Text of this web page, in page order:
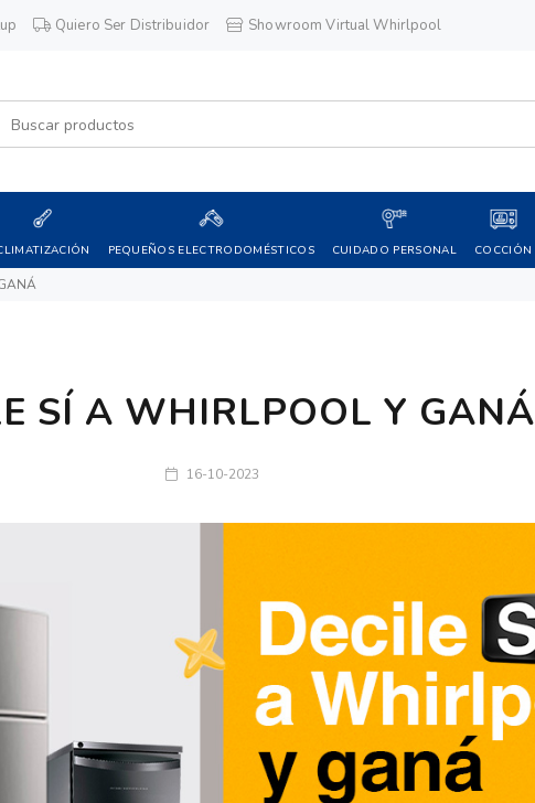
Quiero Ser Distribuidor Showroom Virtual Whirlpool
PEQUEÑOS ELECTRODOMÉSTICOS CUIDADO PERSONAL COCCIÓN
SÍ A WHIRLPOOL Y GANÁ
16-10-2023